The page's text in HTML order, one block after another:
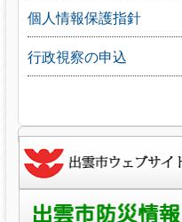
個人情報保護指針
行政視察の申込